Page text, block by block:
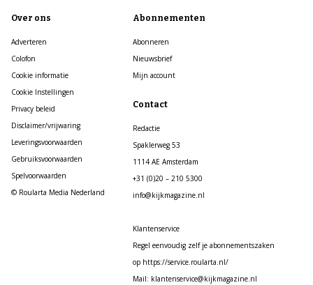
Over ons
Adverteren
Colofon
Cookie informatie
Cookie Instellingen
Privacy beleid
Disclaimer/vrijwaring
Leveringsvoorwaarden
Gebruiksvoorwaarden
Spelvoorwaarden
© Roularta Media Nederland
Abonnementen
Abonneren
Nieuwsbrief
Mijn account
Contact
Redactie
Spaklerweg 53
1114 AE Amsterdam
+31 (0)20 – 210 5300
info@kijkmagazine.nl
Klantenservice
Regel eenvoudig zelf je abonnementszaken
op https://service.roularta.nl/
Mail: klantenservice@kijkmagazine.nl